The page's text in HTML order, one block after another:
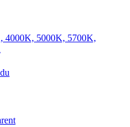
4000K, 5000K, 5700K,